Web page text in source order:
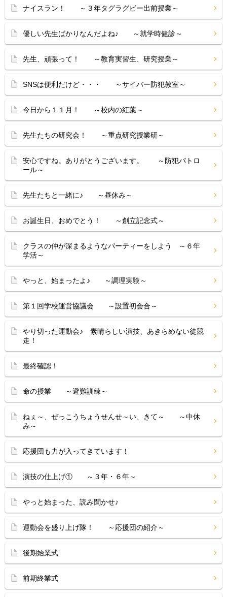
ナイスラン！ ～３年タグラグビー出前授業～
優しい先生ばかりなんだよね♪ ～就学時健診～
先生、頑張って！ ～教育実習生、研究授業～
SNSは便利だけど・・・ ～サイバー防犯教室～
今日から１１月！ ～校内の紅葉～
先生たちの研究会！ ～重点研究授業研～
安心ですね。ありがとうございます。 ～防犯パトロ
ール～
先生たちと一緒に♪ ～昼休み～
お誕生日、おめでとう！ ～創立記念式～
クラスの仲が深まるようなパーティーをしよう ～６年
学活～
やっと、始まったよ♪ ～調理実験～
第１回学校運営協議会 ～設置初会合～
やり切った運動会♪ 素晴らしい演技、あきらめない徒競
走！
最終確認！
命の授業 ～避難訓練～
ねぇ～、ぜっこうちょうせんせ～い、きて～ ～中休
み～
応援団も力が入ってきています！
演技の仕上げ① ～３年・６年～
やっと始まった、読み聞かせ♪
運動会を盛り上げ隊！ ～応援団の紹介～
後期始業式
前期終業式